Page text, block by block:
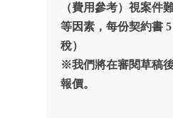
（費用參考）視案件
等因素，每份契約書
稅）
※我們將在審閱草稿
報價。